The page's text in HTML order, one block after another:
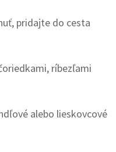
pridajte do cesta
ríbezľami
alebo lieskovcové